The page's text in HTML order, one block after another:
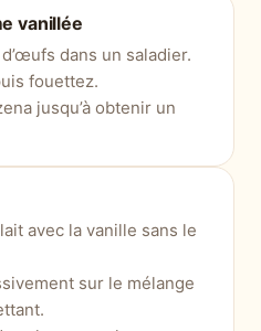
vanillée
dans un saladier.
fouettez.
jusqu’à obtenir un
avec la vanille sans le
sur le mélange